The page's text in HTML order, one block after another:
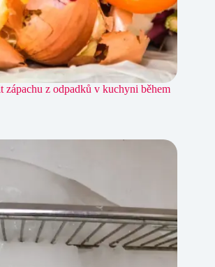
zápachu z odpadků v kuchyni během